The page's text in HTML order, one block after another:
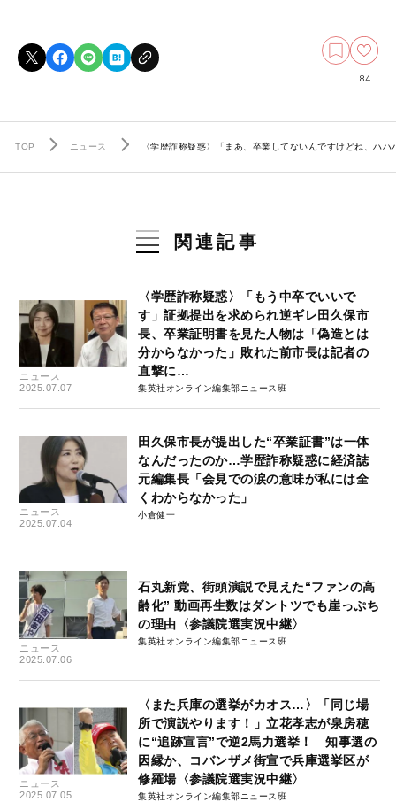
84
TOP ニュース 〈学歴詐称疑惑〉「まあ、卒業してないんですけどね、ハ
関連記事
ニュース
2025.07.07
〈学歴詐称疑惑〉「もう中卒でいいで
す」証拠提出を求められ逆ギレ田久保市
長、卒業証明書を見た人物は「偽造とは
分からなかった」敗れた前市長は記者の
直撃に…
集英社オンライン編集部ニュース班
ニュース
2025.07.04
田久保市長が提出した“卒業証書”は一体
なんだったのか…学歴詐称疑惑に経済誌
元編集長「会見での涙の意味が私には全
くわからなかった」
小倉健一
ニュース
2025.07.06
石丸新党、街頭演説で見えた“ファンの高
齢化” 動画再生数はダントツでも崖っぷち
の理由〈参議院選実況中継〉
集英社オンライン編集部ニュース班
ニュース
2025.07.05
〈また兵庫の選挙がカオス…〉「同じ場
所で演説やります！」立花孝志が泉房穂
に“追跡宣言”で逆2馬力選挙！ 知事選の
因縁か、コバンザメ街宣で兵庫選挙区が
修羅場〈参議院選実況中継〉
集英社オンライン編集部ニュース班